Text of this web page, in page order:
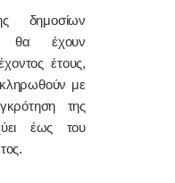
δημοσίων
θα έχουν
έτους,
με
της
έως του